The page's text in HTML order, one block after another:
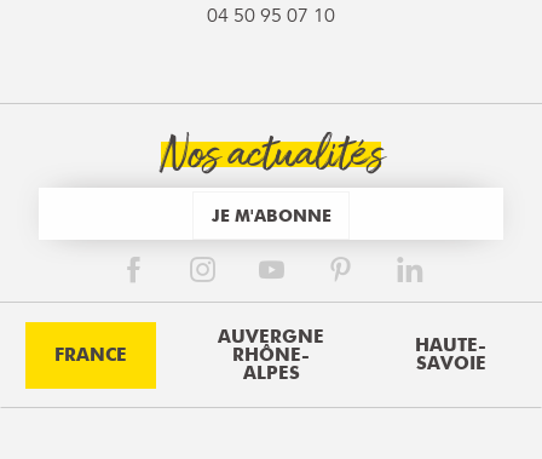
04 50 95 07 10
Nos actualités
JE M'ABONNE
FRANCE
AUVERGNE
RHÔNE-
ALPES
HAUTE-
SAVOIE